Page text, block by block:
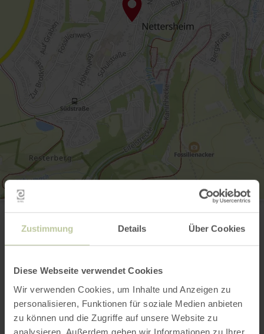
Zustimmung Details Über Cookies
Diese Webseite verwendet Cookies
Wir verwenden Cookies, um Inhalte und Anzeigen zu
personalisieren, Funktionen für soziale Medien anbieten
zu können und die Zugriffe auf unsere Website zu
analysieren. Außerdem geben wir Informationen zu Ihrer
Bahnhofstr. 14-16
53947 Nettersheim
Site web
Afficher sur la carte